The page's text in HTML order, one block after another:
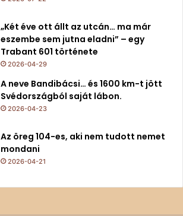
„Két éve ott állt az utcán… ma már
eszembe sem jutna eladni” – egy
Trabant 601 története
2026-04-29
A neve Bandibácsi… és 1600 km-t jött
Svédországból saját lábon.
2026-04-23
Az öreg 104-es, aki nem tudott nemet
mondani
2026-04-21